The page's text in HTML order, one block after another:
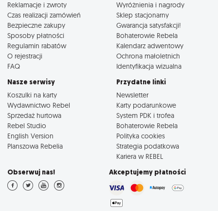
Reklamacje i zwroty
Czas realizacji zamówień
Bezpieczne zakupy
Sposoby płatności
Regulamin rabatów
O rejestracji
FAQ
Wyróżnienia i nagrody
Sklep stacjonarny
Gwarancja satysfakcji!
Bohaterowie Rebela
Kalendarz adwentowy
Ochrona małoletnich
Identyfikacja wizualna
Nasze serwisy
Koszulki na karty
Wydawnictwo Rebel
Sprzedaż hurtowa
Rebel Studio
English Version
Planszowa Rebelia
Przydatne linki
Newsletter
Karty podarunkowe
System PDK i trofea
Bohaterowie Rebela
Polityka cookies
Strategia podatkowa
Kariera w REBEL
Obserwuj nas! Akceptujemy płatności